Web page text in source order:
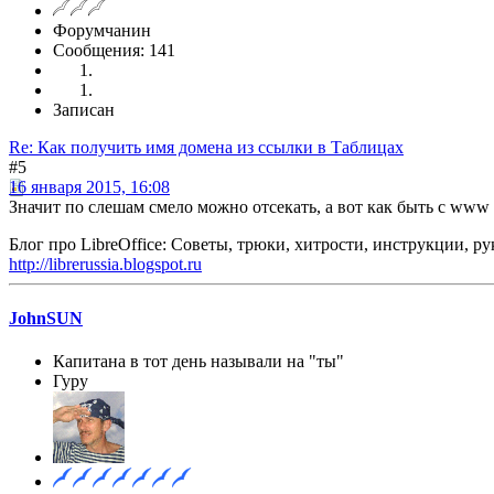
Форумчанин
Сообщения: 141
Записан
Re: Как получить имя домена из ссылки в Таблицах
#5
16 января 2015, 16:08
Значит по слешам смело можно отсекать, а вот как быть с www
Блог про LibreOffice: Советы, трюки, хитрости, инструкции,
http://librerussia.blogspot.ru
JohnSUN
Капитана в тот день называли на "ты"
Гуру